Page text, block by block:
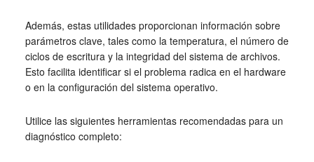
Además, estas utilidades proporcionan información sobre
parámetros clave, tales como la temperatura, el número de
ciclos de escritura y la integridad del sistema de archivos.
Esto facilita identificar si el problema radica en el hardware
o en la configuración del sistema operativo.
Utilice las siguientes herramientas recomendadas para un
diagnóstico completo: